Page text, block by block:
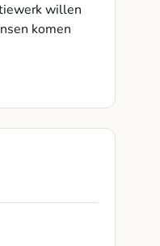
willen
komen